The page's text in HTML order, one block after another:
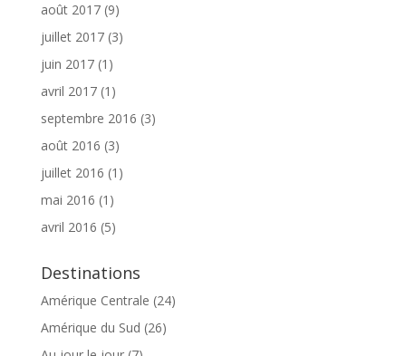
août 2017(9)
juillet 2017(3)
juin 2017(1)
avril 2017(1)
septembre 2016 (3)
août 2016 (3)
juillet 2016 (1)
mai 2016 (1)
avril 2016 (5)
Destinations
Amérique Centrale (24)
Amérique du Sud (26)